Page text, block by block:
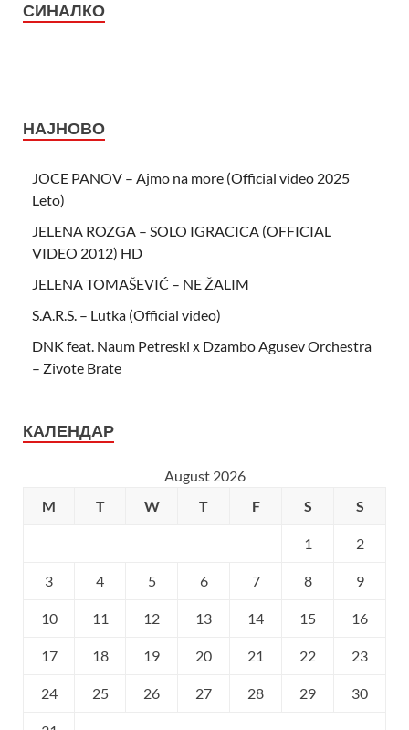
СИНАЛКО
НАЈНОВО
JOCE PANOV – Ajmo na more (Official video 2025
Leto)
JELENA ROZGA – SOLO IGRACICA (OFFICIAL
VIDEO 2012) HD
JELENA TOMAŠEVIĆ – NE ŽALIM
S.A.R.S. – Lutka (Official video)
DNK feat. Naum Petreski х Dzambo Agusev Orchestra
– Zivote Brate
КАЛЕНДАР
August 2026
M
T W T F S S
1 2
3 4 5 6 7 8 9
10 11 12 13 14 15 16
17 18 19 20 21 22 23
24 25 26 27 28 29 30